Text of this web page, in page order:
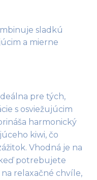
sladkú
a mierne
pre tých,
s osviežujúcim
harmonický
kiwi, čo
Vhodná je na
potrebujete
na relaxačné chvíle,